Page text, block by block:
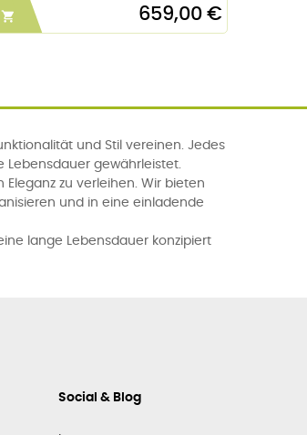
 659,00 €
und Stil vereinen. Jedes
Lebensdauer gewährleistet.
zu verleihen. Wir bieten
und in eine einladende
lange Lebensdauer konzipiert
Social & Blog